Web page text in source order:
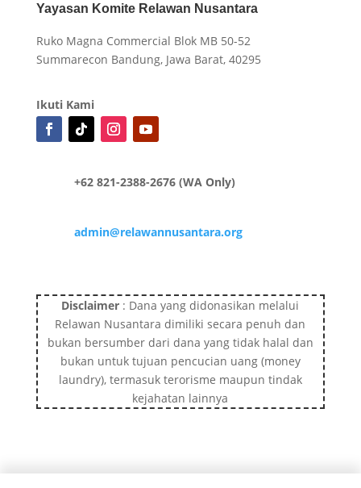
Yayasan Komite Relawan Nusantara
Ruko Magna Commercial Blok MB 50-52
Summarecon Bandung, Jawa Barat, 40295
Ikuti Kami
+62 821-2388-2676 (WA Only)
admin@relawannusantara.org
Disclaimer : Dana yang didonasikan melalui
Relawan Nusantara dimiliki secara penuh dan
bukan bersumber dari dana yang tidak halal dan
bukan untuk tujuan pencucian uang (money
laundry), termasuk terorisme maupun tindak
kejahatan lainnya